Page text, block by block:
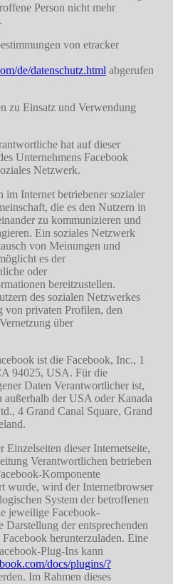
Person nicht mehr
von etracker
de/datenschutz.html abgerufen
zu Einsatz und Verwendung
hat auf dieser
Unternehmens Facebook
Netzwerk.
im Internet betriebener sozialer
die es den Nutzern in
zu kommunizieren und
Ein soziales Netzwerk
von Meinungen und
es der
oder
bereitzustellen.
des sozialen Netzwerkes
von privaten Profilen, den
über
ist die Facebook, Inc., 1
94025, USA. Für die
Daten Verantwortlicher ist,
außerhalb der USA oder Kanada
4 Grand Canal Square, Grand
dieser Internetseite,
Verantwortlichen betrieben
Komponente
wurde, wird der Internetbrowser
System der betroffenen
jeweilige Facebook-
Darstellung der entsprechenden
herunterzuladen. Eine
Plug-Ins kann
docs/plugins/?
Im Rahmen dieses